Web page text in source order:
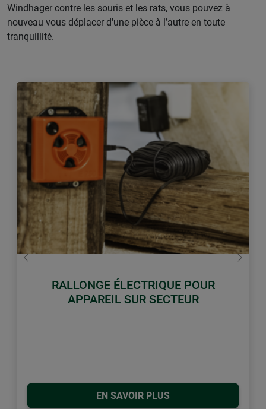
Windhager contre les souris et les rats, vous pouvez à
nouveau vous déplacer d'une pièce à l’autre en toute
tranquillité.
RALLONGE ÉLECTRIQUE POUR
APPAREIL SUR SECTEUR
EN SAVOIR PLUS
retour